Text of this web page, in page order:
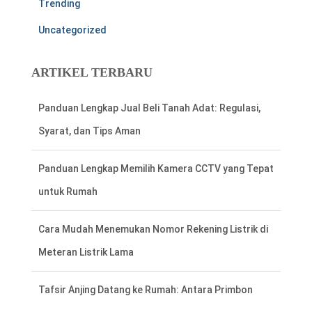
Trending
Uncategorized
ARTIKEL TERBARU
Panduan Lengkap Memilih Kamera CCTV yang Tepat
untuk Rumah
Cara Mudah Menemukan Nomor Rekening Listrik di
Meteran Listrik Lama
Tafsir Anjing Datang ke Rumah: Antara Primbon
Jawa dan Perspektif Islam
Hal Penting Saat Cek Tagihan Listrik PLN